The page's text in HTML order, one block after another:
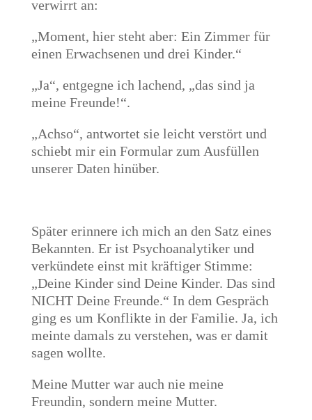
verwirrt an:
„Moment, hier steht aber: Ein Zimmer für
einen Erwachsenen und drei Kinder.“
„Ja“, entgegne ich lachend, „das sind ja
meine Freunde!“.
„Achso“, antwortet sie leicht verstört und
schiebt mir ein Formular zum Ausfüllen
unserer Daten hinüber.
Später erinnere ich mich an den Satz eines
Bekannten. Er ist Psychoanalytiker und
verkündete einst mit kräftiger Stimme:
„Deine Kinder sind Deine Kinder. Das sind
NICHT Deine Freunde.“ In dem Gespräch
ging es um Konflikte in der Familie. Ja, ich
meinte damals zu verstehen, was er damit
sagen wollte.
Meine Mutter war auch nie meine
Freundin, sondern meine Mutter.